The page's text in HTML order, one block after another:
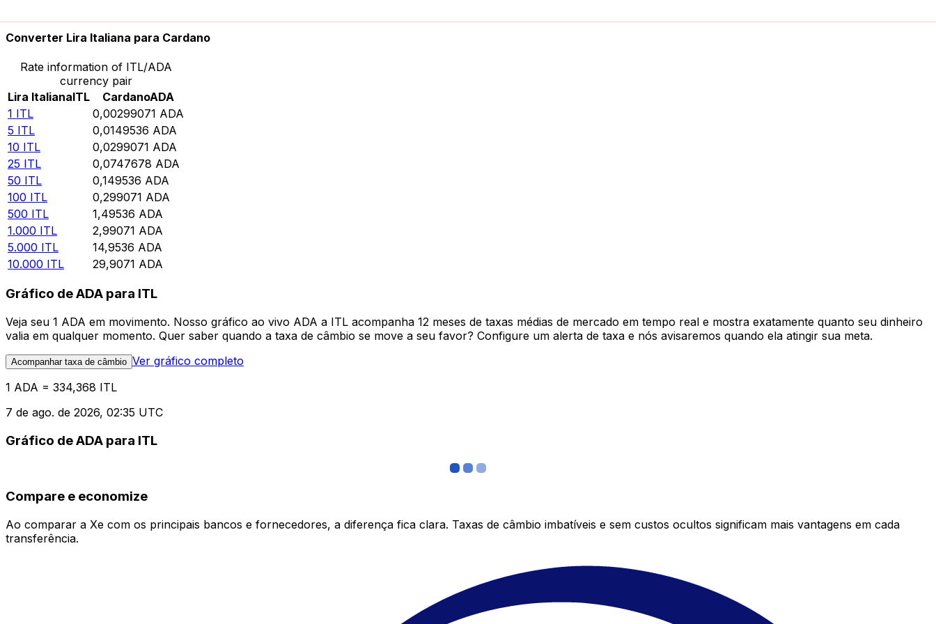
Converter Lira Italiana para Cardano
Rate information of ITL/ADA
currency pair
Lira ItalianaITL CardanoADA
1 ITL 0,00299071 ADA
5 ITL 0,0149536 ADA
10 ITL 0,0299071 ADA
25 ITL 0,0747678 ADA
50 ITL 0,149536 ADA
100 ITL 0,299071 ADA
500 ITL 1,49536 ADA
1.000 ITL 2,99071 ADA
5.000 ITL 14,9536 ADA
10.000 ITL 29,9071 ADA
Gráfico de ADA para ITL
Veja seu 1 ADA em movimento. Nosso gráfico ao vivo ADA a ITL acompanha 12 meses de taxas médias de mercado em tempo real e mostra exatamente quanto seu dinheiro
valia em qualquer momento. Quer saber quando a taxa de câmbio se move a seu favor? Configure um alerta de taxa e nós avisaremos quando ela atingir sua meta.
Acompanhar taxa de câmbio Ver gráfico completo
1 ADA = 334,368 ITL
7 de ago. de 2026, 02:35 UTC
Gráfico de ADA para ITL
Compare e economize
Ao comparar a Xe com os principais bancos e fornecedores, a diferença fica clara. Taxas de câmbio imbatíveis e sem custos ocultos significam mais vantagens em cada
transferência.